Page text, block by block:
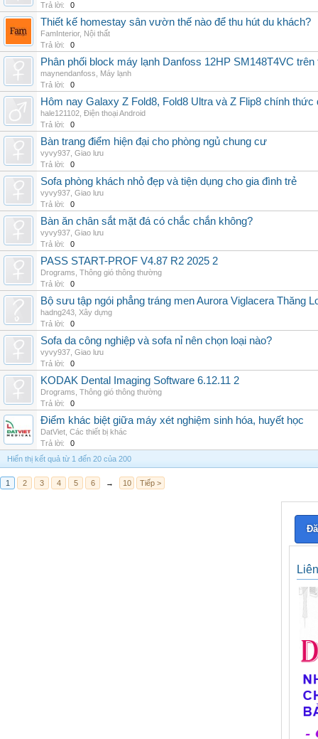
Trả lời:
0
Thiết kế homestay sân vườn thế nào để thu hút du khách?
FamInterior, Nội thất
Trả lời:
0
Phân phối block máy lạnh Danfoss 12HP SM148T4VC
maynendanfoss
Máy lạnh
Trả lời:
0
Hôm nay Galaxy Z Fold8, Fold8 Ultra và Z Flip8 chính
hale121102 Điện thoại Android
Trả lời:
0
Bàn trang điểm hiện đại cho phòng ngủ chung cư
vyvy937 Giao lưu
Trả lời:
0
Sofa phòng khách nhỏ đẹp và tiện dụng cho gia đình trẻ
vyvy937 Giao lưu
Trả lời:
0
Bàn ăn chân sắt mặt đá có chắc chắn không?
vyvy937 Giao lưu
Trả lời:
0
PASS START-PROF V4.87 R2 2025 2
Drograms Thông gió thông thường
Trả lời:
0
Bộ sưu tập ngói phẳng tráng men Aurora Viglacera Thăng
hadng243 Xây dựng
Trả lời:
0
Sofa da công nghiệp và sofa nỉ nên chọn loại nào?
vyvy937 Giao lưu
Trả lời:
0
KODAK Dental Imaging Software 6.12.11 2
Drograms Thông gió thông thường
Trả lời:
0
Điểm khác biệt giữa máy xét nghiệm sinh hóa, huyết học
DatViet Các thiết bị khác
Trả lời:
0
Hiển thị kết quả từ 1 đến 20 của 200
1 2 3 4 5 6 → 10 Tiếp >